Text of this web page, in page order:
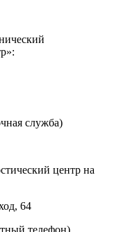
служба)
центр на
64
телефон)